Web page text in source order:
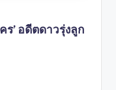
’ อดีตดาวรุ่งลูก